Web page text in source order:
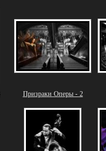
Призраки Оперы - 2